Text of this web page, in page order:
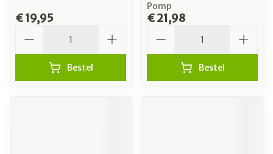
€ 19,95
Bestel
Pomp
€ 21,98
Bestel